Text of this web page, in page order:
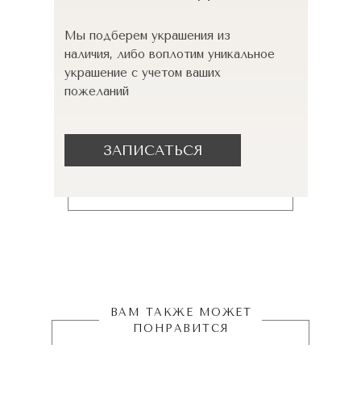
Мы подберем украшения из
наличия, либо воплотим уникальное
украшение с учетом ваших
пожеланий
ЗАПИСАТЬСЯ
ВАМ ТАКЖЕ МОЖЕТ
ПОНРАВИТСЯ